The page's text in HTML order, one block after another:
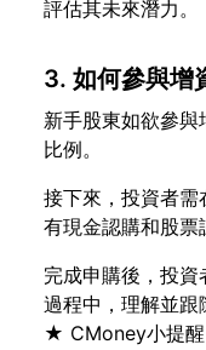
3. 如何參與增
新手股東如欲參
接下來，投資者
完成申購後，投
過程中，理解並跟